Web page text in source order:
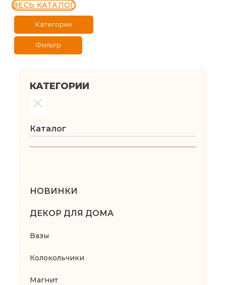
ВЕСЬ КАТАЛОГ
Категории
Фильтр
КАТЕГОРИИ
Каталог
НОВИНКИ
ДЕКОР ДЛЯ ДОМА
Вазы
Колокольчики
Магнит